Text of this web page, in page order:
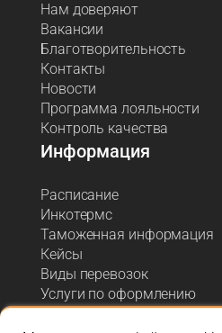
Нам доверяют
Вакансии
Благотворительность
Контакты
Новости
Программа лояльности
Контроль качества
Информация
Расписание
Инкотермс
Таможенная информация
Кейсы
Виды перевозок
Услуги по оформлению
Акции и спецпредложения